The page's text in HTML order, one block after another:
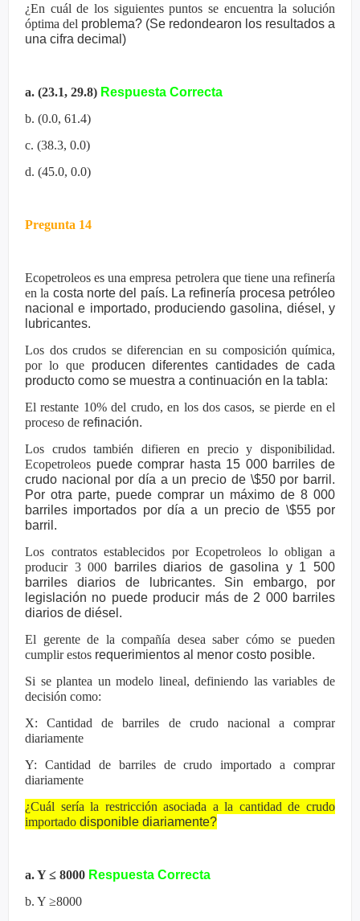
¿En cuál de los siguientes puntos se encuentra la solución
óptima del problema? (Se redondearon los resultados a
una cifra decimal)
a. (23.1, 29.8) Respuesta Correcta
b. (0.0, 61.4)
c. (38.3, 0.0)
d. (45.0, 0.0)
Pregunta 14
Ecopetroleos es una empresa petrolera que tiene una refinería
en la costa norte del país. La refinería procesa petróleo
nacional e importado, produciendo gasolina, diésel, y
lubricantes.
Los dos crudos se diferencian en su composición química,
por lo que producen diferentes cantidades de cada
producto como se muestra a continuación en la tabla:
El restante 10% del crudo, en los dos casos, se pierde en el
proceso de refinación.
Los crudos también difieren en precio y disponibilidad.
Ecopetroleos puede comprar hasta 15 000 barriles de
crudo nacional por día a un precio de \$50 por barril.
Por otra parte, puede comprar un máximo de 8 000
barriles importados por día a un precio de \$55 por
barril.
Los contratos establecidos por Ecopetroleos lo obligan a
producir 3 000
barriles diarios de gasolina y 1 500
barriles diarios de lubricantes. Sinembargo, por
legislación no puede producir más de 2 000 barriles
diarios de diésel.
El gerente de la compañía desea saber cómo se pueden
cumplir estos requerimientos al menor costo posible.
Si se plantea un modelo lineal, definiendo las variables de
decisión como:
X: Cantidad de barriles de crudo nacional a comprar
diariamente
Y: Cantidad de barriles de crudo importado a comprar
diariamente
¿Cuál sería la restricción asociada a la cantidad de crudo
importado disponible diariamente?
a. Y ≤ 8000 Respuesta Correcta
b. Y ≥8000